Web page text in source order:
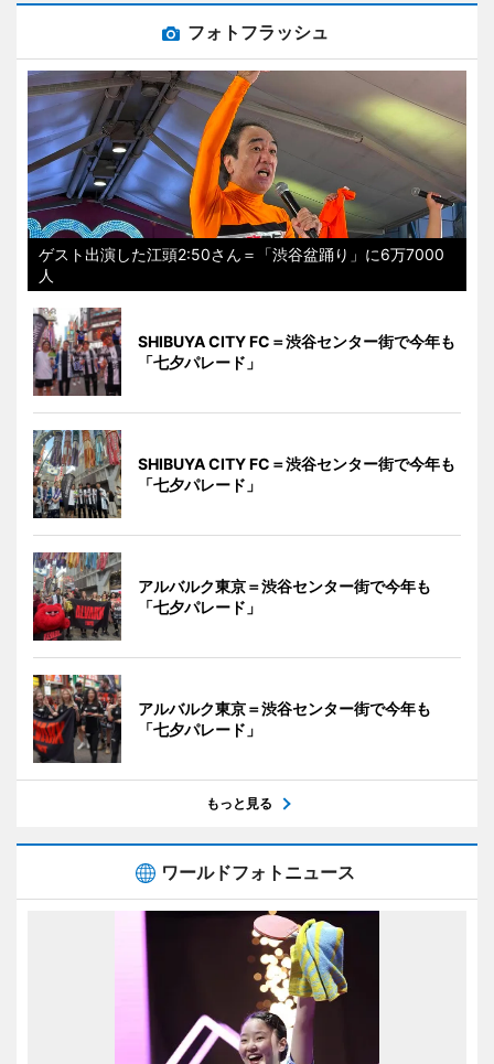
フォトフラッシュ
ゲスト出演した江頭2:50さん＝「渋谷盆踊り」に6万7000
人
SHIBUYA CITY FC＝渋谷センター街で今年も
「七夕パレード」
SHIBUYA CITY FC＝渋谷センター街で今年も
「七夕パレード」
アルバルク東京＝渋谷センター街で今年も
「七夕パレード」
アルバルク東京＝渋谷センター街で今年も
「七夕パレード」
もっと見る
ワールドフォトニュース